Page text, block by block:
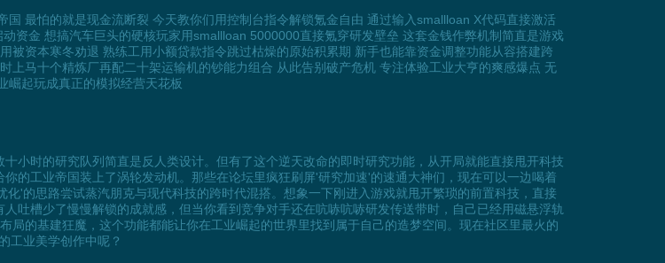
最怕的就是现金流断裂 今天教你们用控制台指令解锁氪金自由 通过输入smallloan X代码直接激活
资金 想搞汽车巨头的硬核玩家用smallloan 5000000直接氪穿研发壁垒 这套金钱作弊机制简直是游戏
资本寒冬劝退 熟练工用小额贷款指令跳过枯燥的原始积累期 新手也能靠资金调整功能从容搭建跨
马十个精炼厂再配二十架运输机的钞能力组合 从此告别破产危机 专注体验工业大亨的爽感爆点 无
崛起玩成真正的模拟经营天花板
小时的研究队列简直是反人类设计。但有了这个逆天改命的即时研究功能，从开局就能直接甩开科技
的工业帝国装上了涡轮发动机。那些在论坛里疯狂刷屏'研究加速'的速通大神们，现在可以一边喝着
'的思路尝试蒸汽朋克与现代科技的跨时代混搭。想象一下刚进入游戏就甩开繁琐的前置科技，直接
吐槽少了慢慢解锁的成就感，但当你看到竞争对手还在吭哧吭哧研发传送带时，自己已经用磁悬浮轨
的基建狂魔，这个功能都能让你在工业崛起的世界里找到属于自己的造梦空间。现在社区里最火的
工业美学创作中呢？